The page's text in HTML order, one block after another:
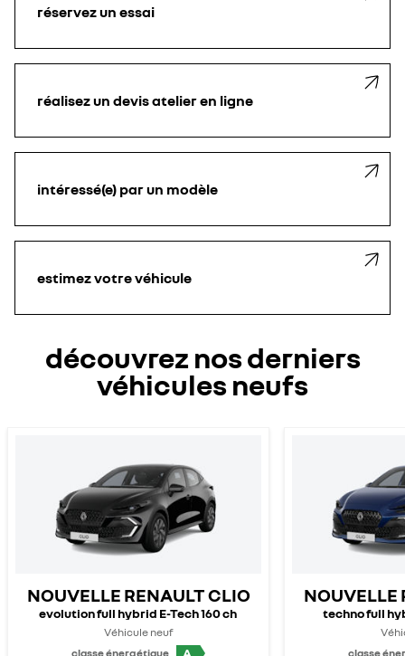
réservez un essai
réalisez un devis atelier en ligne
intéressé(e) par un modèle
estimez votre véhicule
découvrez nos derniers
véhicules neufs
NOUVELLE RENAULT CLIO
evolution full hybrid E-Tech 160 ch
Véhicule neuf
classe énergétique
NOUVELLE
techno full
classe